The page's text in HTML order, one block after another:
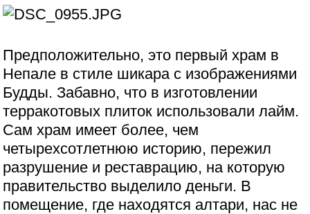
Предположительно, это первый храм в
Непале в стиле шикара с изображениями
Будды. Забавно, что в изготовлении
терракотовых плиток использовали лайм.
Сам храм имеет более, чем
четырехсотлетнюю историю, пережил
разрушение и реставрацию, на которую
правительство выделило деньги. В
помещение, где находятся алтари, нас не